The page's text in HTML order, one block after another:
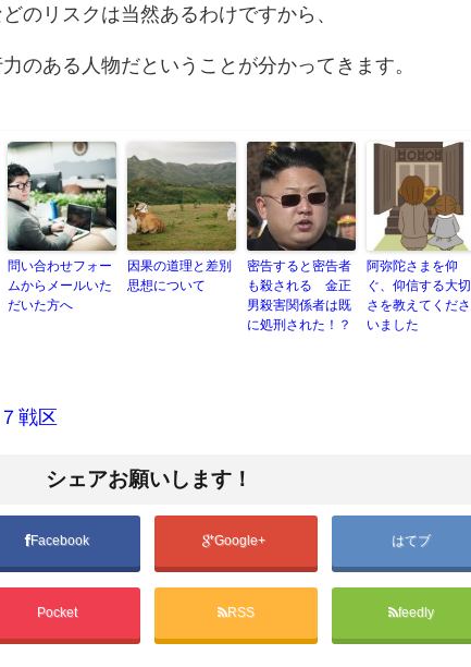
のリスクは当然あるわけですから、
のある人物だということが分かってきます。
問い合わせフォー
ムからメールいた
だいた方へ
因果の道理と差別
思想について
密告すると密告者
も殺される 金正
男殺害関係者は既
に処刑された！？
阿弥陀さまを仰
ぐ、仰信する大切
さを教えてくださ
いました
７戦区
シェアお願いします！
Facebook Google+ はてブ
Pocket RSS feedly